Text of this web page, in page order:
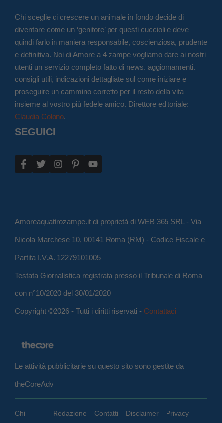
Chi sceglie di crescere un animale in fondo decide di
diventare come un ‘genitore’ per questi cuccioli e deve
quindi farlo in maniera responsabile, coscienziosa, prudente
e definitiva. Noi di Amore a 4 zampe vogliamo dare ai nostri
utenti un servizio completo fatto di news, aggiornamenti,
consigli utili, indicazioni dettagliate sul come iniziare e
proseguire un cammino corretto per il resto della vita
insieme al vostro più fedele amico. Direttore editoriale:
Claudia Colono.
SEGUICI
Amoreaquattrozampe.it di proprietà di WEB 365 SRL - Via
Nicola Marchese 10, 00141 Roma (RM) - Codice Fiscale e
Partita I.V.A. 12279101005
Testata Giornalistica registrata presso il Tribunale di Roma
con n°10/2020 del 30/01/2020
Copyright ©2026 - Tutti i diritti riservati - Contattaci
Le attività pubblicitarie su questo sito sono gestite da
theCoreAdv
Chi Redazione Contatti Disclaimer Privacy